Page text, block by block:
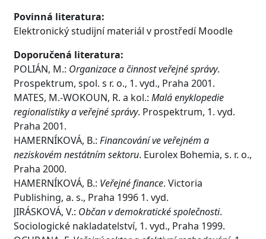
Povinná literatura:
Elektronický studijní materiál v prostředí Moodle
Doporučená literatura:
POLIÁN, M.: Organizace a činnost veřejné správy.
Prospektrum, spol. s r. o., 1. vyd., Praha 2001.
MATES, M.-WOKOUN, R. a kol.: Malá enyklopedie
regionalistiky a veřejné správy. Prospektrum, 1. vyd.
Praha 2001.
HAMERNÍKOVÁ, B.: Financování ve veřejném a
neziskovém nestátním sektoru. Eurolex Bohemia, s. r. o.,
Praha 2000.
HAMERNÍKOVÁ, B.: Veřejné finance. Victoria
Publishing, a. s., Praha 1996 1. vyd.
JIRÁSKOVÁ, V.: Občan v demokratické společnosti.
Sociologické nakladatelství, 1. vyd., Praha 1999.